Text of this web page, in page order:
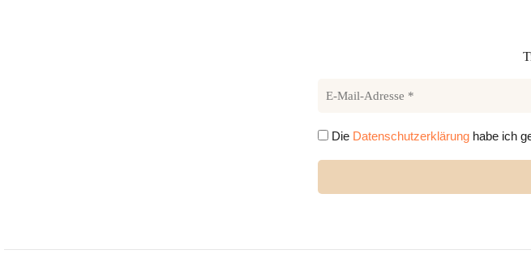
Die Datenschutzerklärung habe ich